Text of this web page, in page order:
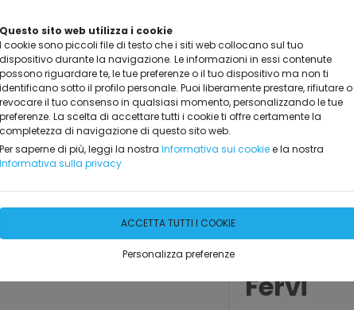
Questo sito web utilizza i cookie
I cookie sono piccoli file di testo che i siti web collocano sul tuo
dispositivo durante la navigazione. Le informazioni in essi contenute
possono riguardare te, le tue preferenze o il tuo dispositivo ma non ti
identificano sotto il profilo personale. Puoi liberamente prestare, rifiutare o
revocare il tuo consenso in qualsiasi momento, personalizzando le tue
preferenze. La scelta di accettare tutti i cookie ti offre certamente la
completezza di navigazione di questo sito web.
Per saperne di più, leggi la nostra Informativa sui cookiee la nostra
Informativa sulla privacy
ACCETTA TUTTI I COOKIE
Personalizza preferenze
MARCHI TRATTATI DOVE SIAMO CONTATTACI
Fervi